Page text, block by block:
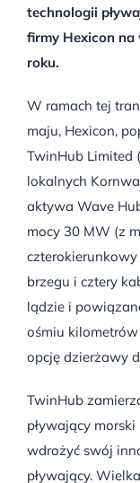
technologii
firmy Hexicon
roku.
W ramach tej
maju, Hexicon,
TwinHub Limited
lokalnych
aktywa Wave
mocy 30 MW (z
czterokierunkowy
brzegu i cztery
lądzie i
ośmiu
opcję dzierżawy
TwinHub
pływający
wdrożyć swój
pływający.